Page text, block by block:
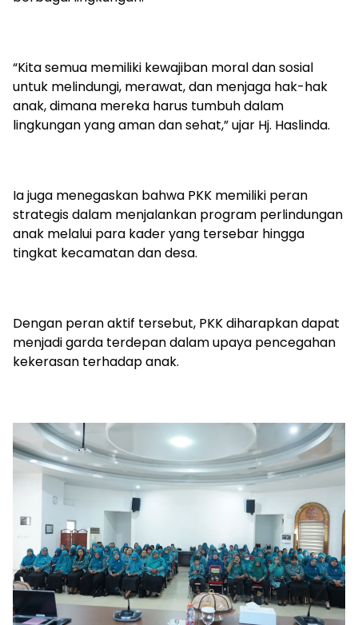
“Kita semua memiliki kewajiban moral dan sosial
untuk melindungi, merawat, dan menjaga hak-hak
anak, dimana mereka harus tumbuh dalam
lingkungan yang aman dan sehat,” ujar Hj. Haslinda.
Ia juga menegaskan bahwa PKK memiliki peran
strategis dalam menjalankan program perlindungan
anak melalui para kader yang tersebar hingga
tingkat kecamatan dan desa.
Dengan peran aktif tersebut, PKK diharapkan dapat
menjadi garda terdepan dalam upaya pencegahan
kekerasan terhadap anak.